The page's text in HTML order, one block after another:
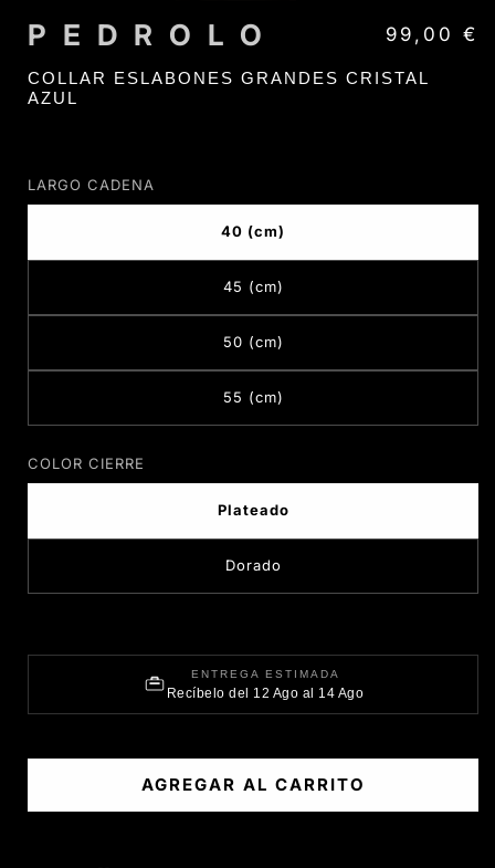
PEDROLO
COLLAR ESLABONES GRANDES CRISTAL
AZUL
Precio
99,00 €
LARGO CADENA
40 (cm)
45 (cm)
50 (cm)
55 (cm)
COLOR CIERRE
Plateado
Dorado
ENTREGA ESTIMADA
Recíbelo del 12 Ago al 14 Ago
AGREGAR AL CARRITO